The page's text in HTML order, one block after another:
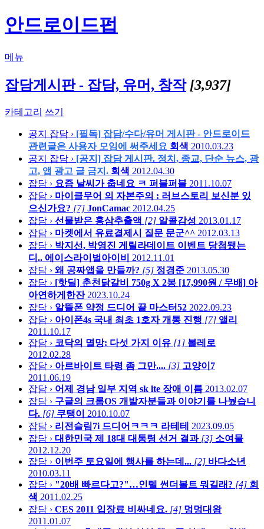
안드로이드펍
메뉴
잡담게시판 - 잡담, 유머, 창작 [3,937]
카테고리 쓰기
공지 잡담 › [필독] 잡담/수다/유머 게시판 - 안드로이드
관련글은 사용자 모임에 써주세요 회색 2010.03.23
공지
잡담 › [공지] 잡담 게시판. 정치, 종교, 단순 뉴스, 광
고, 앱 광고 글 금지. 회색 2012.04.30
잡담 › 요즘 날씨가 춥네요 ㅋ 퍼블퍼블 2011.10.07
잡담 › 마이클무어 의 자본주의 : 러브스토리 보신분 있
으신가요? [7] JonCamac 2012.04.25
잡담 › 선물받은 홍삼추출액 [2] 알콜감성 2013.01.17
잡담 › 마켓에서 유료결제시 질문 문군^^ 2012.03.13
잡담 › 박지선, 박영진 게릴라데이트 이벤트 당첨됐는
디.. 에이스라이벌아이비
2012.11.01
잡담 › 왜 공짜앱을 만들까? [5] 정경준 2013.05.30
잡담 › [핫딜] 춘천닭갈비 750g X 2봉 [17,990원 / 무배] 아
아연하게한잔 2023.10.24
잡담 › 알뜰폰 약정 드디어 끝 마스터52 2022.09.23
잡담 › 아이폰4s 국내 최초 1호자 개통 진행 [7] 앨리
2011.10.17
잡담 › 코닥의 멸망: 다섯 가지 이유 [1] 볼레로
2012.02.28
잡담 › 아르바이트 타령 좀 그만.... [3] 고양이7
2011.06.19
잡담 › 어제 경남 일부 지역 sk lte 장애 이름 2013.02.07
잡담 › 구글의 크롬OS 개발자분들과 이야기를 나눴습니
다. [6] 쿠탱이
2010.10.07
잡담 › 리전슬림7i 드디어ㅋㅋㅋ 라테테
2023.09.05
잡담 › 대한민국 제 18대 대통령 선거 결과 [3] 소여물
2012.12.20
잡담 › 이번주 토요일에 행사를 하는데... [2] 바다소년
2010.03.11
잡담 › "20배 빠르다고?"…인텔 썬더볼트 뭐길래? [4] 회
색 2011.02.25
잡담 › CES 2011 입장료 비싸네요. [4] 멍멍대왕
2011.01.07